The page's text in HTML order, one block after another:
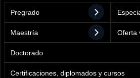
Pregrado
Maestría Oferta
Doctorado
Certificaciones, diplomados y cursos